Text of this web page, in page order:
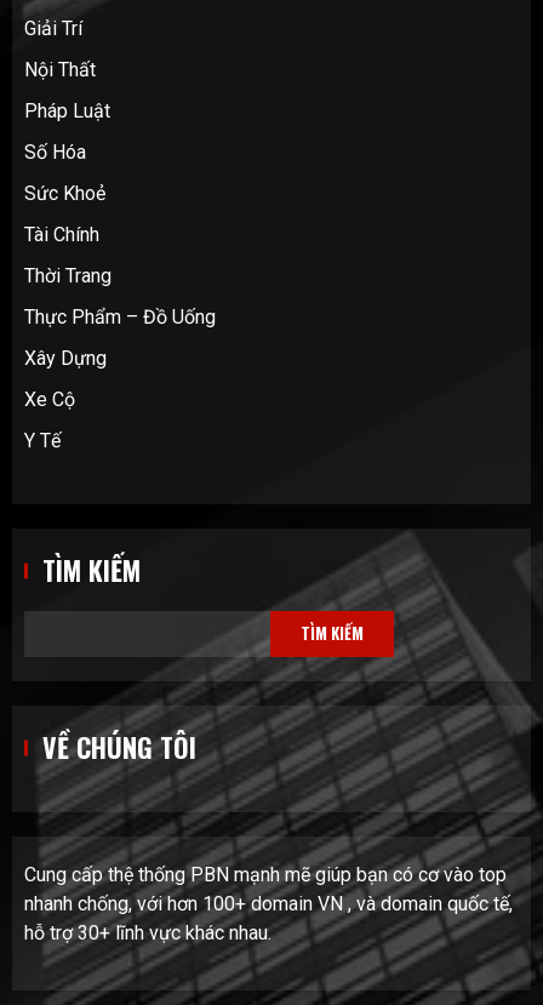
Giải Trí
Nội Thất
Pháp Luật
Số Hóa
Sức Khoẻ
Tài Chính
Thời Trang
Thực Phẩm – Đồ Uống
Xây Dựng
Xe Cộ
Y Tế
TÌM KIẾM
TÌM KIẾM
VỀ CHÚNG TÔI
Cung cấp thệ thống PBN mạnh mẽ giúp bạn có cơ vào top
nhanh chống, với hơn 100+ domain VN , và domain quốc tế,
hỗ trợ 30+ lĩnh vực khác nhau.